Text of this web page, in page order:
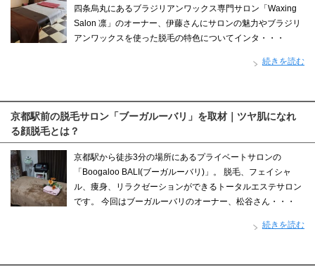
四条烏丸にあるブラジリアンワックス専門サロン「Waxing
Salon 凛」のオーナー、伊藤さんにサロンの魅力やブラジリ
アンワックスを使った脱毛の特色についてインタ・・・
続きを読む
京都駅前の脱毛サロン「ブーガルーバリ」を取材｜ツヤ肌になれ
る顔脱毛とは？
京都駅から徒歩3分の場所にあるプライベートサロンの
「Boogaloo BALI(ブーガルーバリ)」。 脱毛、フェイシャ
ル、痩身、リラクゼーションができるトータルエステサロン
です。 今回はブーガルーバリのオーナー、松谷さん・・・
続きを読む